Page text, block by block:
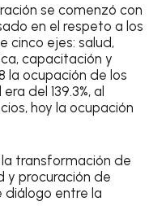
se comenzó con
en el respeto a los
cinco ejes: salud,
capacitación y
la ocupación de los
del 139.3%, al
hoy la ocupación
transformación de
y procuración de
diálogo entre la